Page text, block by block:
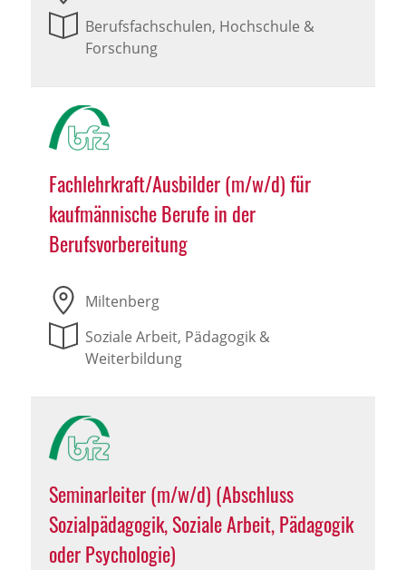
Berufsfachschulen, Hochschule &
Forschung
Fachlehrkraft/Ausbilder (m/w/d) für
kaufmännische Berufe in der
Berufsvorbereitung
Miltenberg
Soziale Arbeit, Pädagogik &
Weiterbildung
Seminarleiter (m/w/d) (Abschluss
Sozialpädagogik, Soziale Arbeit, Pädagogik
oder Psychologie)